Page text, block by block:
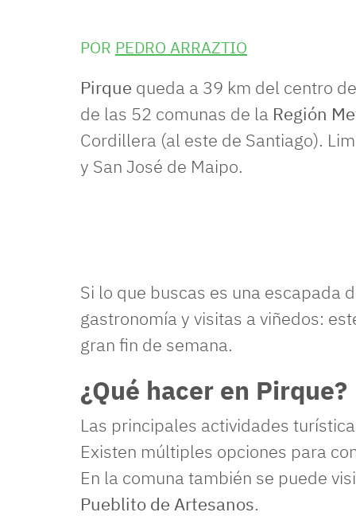
POR PEDRO ARRAZTIO
Pirque queda a 39 km del centro de
de las 52 comunas de la Región
Cordillera (al este de Santiago).
y San José de Maipo.
Si lo que buscas es una escapada
gastronomía y visitas a viñedos:
gran fin de semana.
¿Qué hacer en Pirque?
Las principales actividades
Existen múltiples opciones para
En la comuna también se puede
Pueblito de Artesanos.